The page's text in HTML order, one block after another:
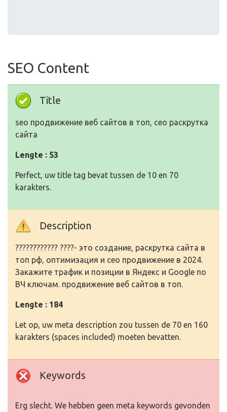
SEO Content
Title
seo продвижение веб сайтов в топ, сео раскрутка
cайта
Lengte : 53
Perfect, uw title tag bevat tussen de 10 en 70
karakters.
Description
???????????? ????- это создание, раскрутка cайта в
топ рф, оптимизация и сео продвижение в 2024.
Закажите трафик и позиции в Яндекс и Google по
ВЧ ключам. продвижение веб сайтов в топ.
Lengte : 184
Let op, uw meta description zou tussen de 70 en 160
karakters (spaces included) moeten bevatten.
Keywords
Erg slecht. We hebben geen meta keywords gevonden